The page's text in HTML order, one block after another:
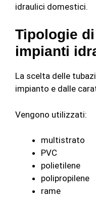
idraulici domestici.
Tipologie
impianti
La scelta delle
impianto e dalle
Vengono utilizzati:
multistrato
PVC
polietilene
polipropilene
rame